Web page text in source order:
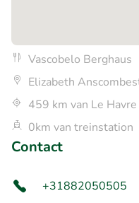
Vascobelo Berghaus
Elizabeth
459 km van Le Havre
0km van treinstation
Contact
+31882050505